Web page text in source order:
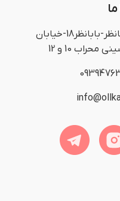
آدرس : مشهد-بزرگراه بابانظر-بابانظر18-خیابان
10 و 12